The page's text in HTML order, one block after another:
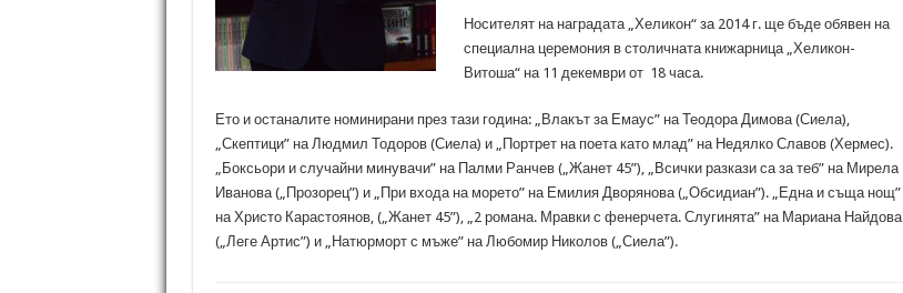
Носителят на наградата „Хеликон“ за 2014 г. ще бъде обявен на
специална церемония в столичната книжарница „Хеликон-
Витоша“ на 11 декември от 18 часа.
Ето и останалите номинирани през тази година: „Влакът за Емаус” на Теодора Димова (Сиела),
„Скептици” на Людмил Тодоров (Сиела) и „Портрет на поета като млад” на Недялко Славов (Хермес).
„Боксьори и случайни минувачи” на Палми Ранчев („Жанет 45”), „Всички разкази са за теб” на Мирела
Иванова („Прозорец”) и „При входа на морето” на Емилия Дворянова („Обсидиан”). „Една и съща нощ”
на Христо Карастоянов, („Жанет 45”), „2 романа. Мравки с фенерчета. Слугинята” на Мариана Найдова
(„Леге Артис”) и „Натюрморт с мъже” на Любомир Николов („Сиела”).